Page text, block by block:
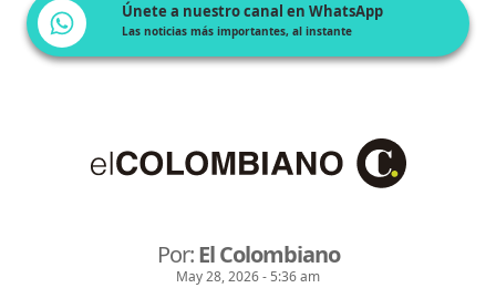
Únete a nuestro canal en WhatsApp
Las noticias más importantes, al instante
Por:El Colombiano
May 28, 2026 - 5:36 am